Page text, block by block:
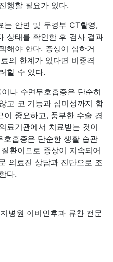
행할 필요가 있다.
는 안면 및 두경부 CT촬영,
상태를 확인한 후 검사 결과
해야 한다. 증상이 심하거
의 한계가 있다면 비중격
할 수 있다.
나 수면무호흡증은 단순히
고 코 기능과 심미성까지 함
이 중요하고, 풍부한 수술 경
료기관에서 치료받는 것이
호흡증은 단순한 생활 습관
환이므로 증상이 지속되어
의료진 상담과 진단으로 조
다.
병원 이비인후과 류찬 전문